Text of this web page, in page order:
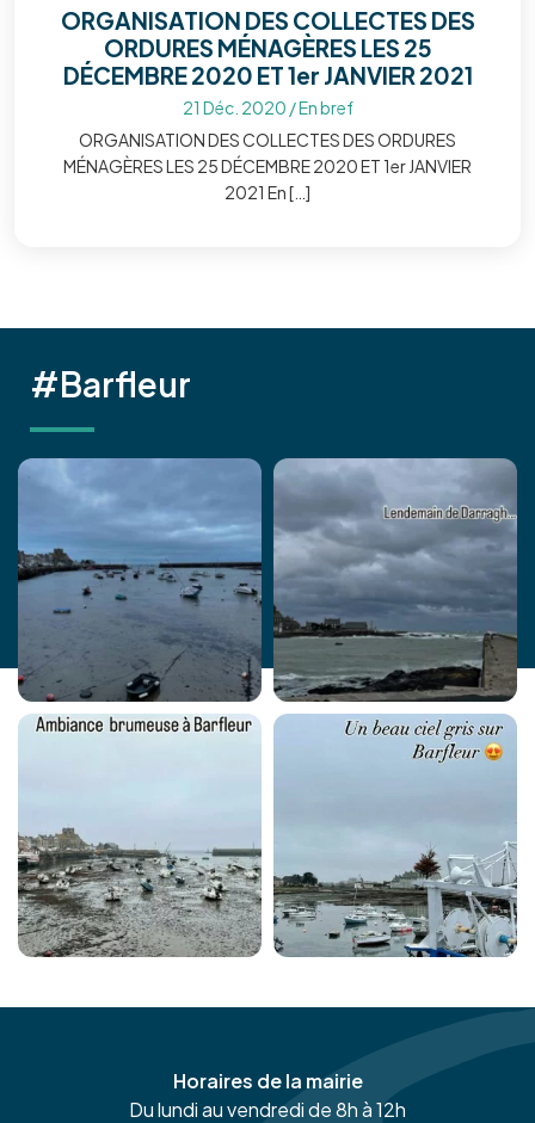
ORGANISATION DES COLLECTES DES
ORDURES MÉNAGÈRES LES 25
DÉCEMBRE 2020 ET 1er JANVIER 2021
21 Déc. 2020 /En bref
ORGANISATION DES COLLECTES DES ORDURES
MÉNAGÈRES LES 25 DÉCEMBRE 2020 ET 1er JANVIER
2021 En […]
#Barfleur
Horaires de la mairie
Du lundi au vendredi de 8h à 12h